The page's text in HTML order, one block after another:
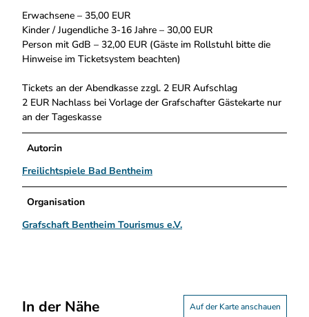
Erwachsene – 35,00 EUR
Kinder / Jugendliche 3-16 Jahre – 30,00 EUR
Person mit GdB – 32,00 EUR (Gäste im Rollstuhl bitte die
Hinweise im Ticketsystem beachten)
Tickets an der Abendkasse zzgl. 2 EUR Aufschlag
2 EUR Nachlass bei Vorlage der Grafschafter Gästekarte nur
an der Tageskasse
Autor:in
Freilichtspiele Bad Bentheim
Organisation
Grafschaft Bentheim Tourismus e.V.
In der Nähe Auf der Karte anschauen